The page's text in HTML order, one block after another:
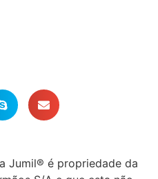
Jumil® é propriedade da